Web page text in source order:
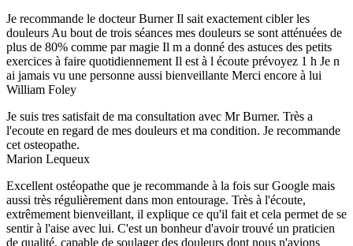
Je recommande le docteur Burner Il sait exactement cibler les
douleurs Au bout de trois séances mes douleurs se sont atténuées de
plus de 80% comme par magie Il m a donné des astuces des petits
exercices à faire quotidiennement Il est à l écoute prévoyez 1 h Je n
ai jamais vu une personne aussi bienveillante Merci encore à lui
William Foley
Je suis tres satisfait de ma consultation avec Mr Burner. Très a
l'ecoute en regard de mes douleurs et ma condition. Je recommande
cet osteopathe.
Marion Lequeux
Excellent ostéopathe que je recommande à la fois sur Google mais
aussi très régulièrement dans mon entourage. Très à l'écoute,
extrêmement bienveillant, il explique ce qu'il fait et cela permet de se
sentir à l'aise avec lui. C'est un bonheur d'avoir trouvé un praticien
de qualité, capable de soulager des douleurs dont nous n'avions